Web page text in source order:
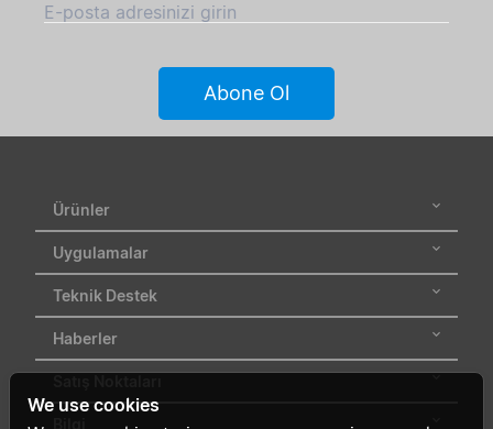
E-posta adresinizi girin
Abone Ol
Ürünler
Uygulamalar
Teknik Destek
Haberler
We use cookies